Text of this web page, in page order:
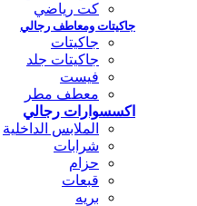
كت رياضي
جاكيتات ومعاطف رجالي
جاكيتات
جاكيتات جلد
فيست
معطف مطر
اكسسوارات رجالي
الملابس الداخلية
شرابات
حزام
قبعات
بريه